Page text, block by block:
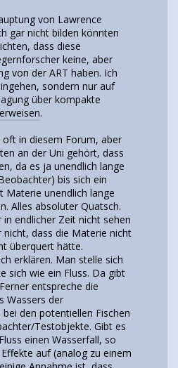
von Lawrence
gar nicht bilden könnten
dass diese
keine, aber
von der ART haben. Ich
sondern nur auf
über kompakte
.
in diesem Forum, aber
an der Uni gehört, dass
da es ja unendlich lange
bis sich ein
Materie unendlich lange
Alles absoluter Quatsch.
endlicher Zeit nicht sehen
dass die Materie nicht
überquert hätte.
erklären. Man stelle sich
sich wie ein Fluss. Da gibt
entspreche die
Wassers der
den potentiellen Fischen
Testobjekte. Gibt es
einen Wasserfall, so
auf (analog zu einem